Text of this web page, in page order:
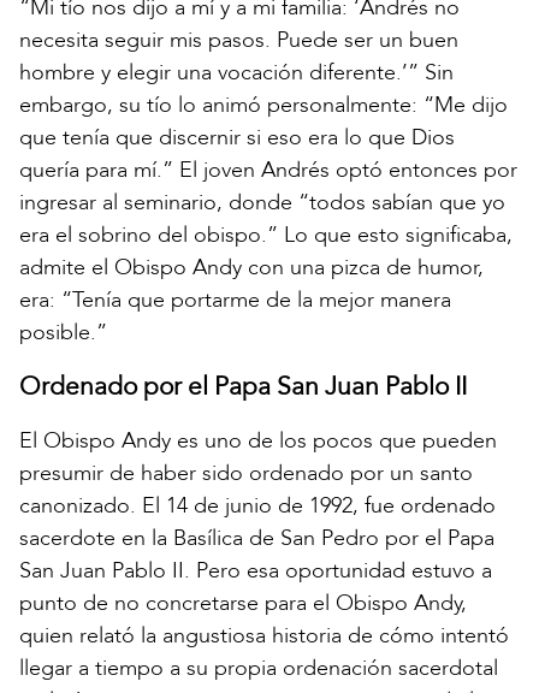
“Mi tío nos dijo a mí y a mi familia: ‘Andrés no
necesita seguir mis pasos. Puede ser un buen
hombre y elegir una vocación diferente.’” Sin
embargo, su tío lo animó personalmente: “Me dijo
que tenía que discernir si eso era lo que Dios
quería para mí.” El joven Andrés optó entonces por
ingresar al seminario, donde “todos sabían que yo
era el sobrino del obispo.” Lo que esto significaba,
admite el Obispo Andy con una pizca de humor,
era: “Tenía que portarme de la mejor manera
posible.”
Ordenado por el Papa San Juan Pablo II
El Obispo Andy es uno de los pocos que pueden
presumir de haber sido ordenado por un santo
canonizado. El 14 de junio de 1992, fue ordenado
sacerdote en la Basílica de San Pedro por el Papa
San Juan Pablo II. Pero esa oportunidad estuvo a
punto de no concretarse para el Obispo Andy,
quien relató la angustiosa historia de cómo intentó
llegar a tiempo a su propia ordenación sacerdotal